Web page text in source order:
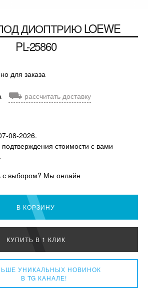
ДИОПТРИЮLOEWE
PL-25860
для заказа
⛟ рассчитать доставку
08-2026.
подтверждения стоимости с вами
выбором? Мы онлайн
В КОРЗИНУ
КУПИТЬ В 1 КЛИК
УНИКАЛЬНЫХ НОВИНОК
В TG КАНАЛЕ!